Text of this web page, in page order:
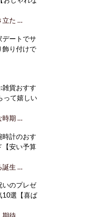
立た …
デートでサ
飾り付けで
雑貨おすす
って嬉しい
時期 …
時計のおす
【安い予算
誕生 …
いのプレゼ
10選【喜ば